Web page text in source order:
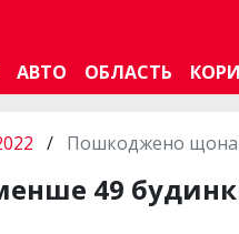
АВТО ОБЛАСТЬ
/ Пошкоджено
49